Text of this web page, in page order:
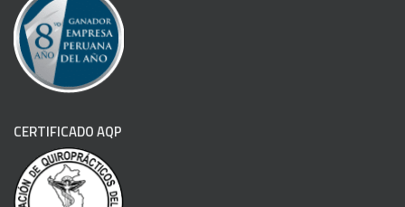
CERTIFICADO AQP